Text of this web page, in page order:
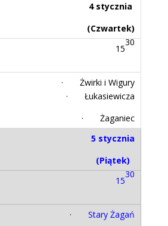
4 stycznia
(Czwartek)
15
30
· Żwirki i Wigury
· Łukasiewicza
· Żaganiec
5 stycznia
(Piątek)
15
30
· Stary Żagań